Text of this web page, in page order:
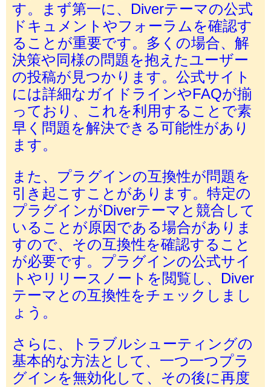
す。まず第一に、Diverテーマの公式
ドキュメントやフォーラムを確認す
ることが重要です。多くの場合、解
決策や同様の問題を抱えたユーザー
の投稿が見つかります。公式サイト
には詳細なガイドラインやFAQが揃
っており、これを利用することで素
早く問題を解決できる可能性があり
ます。
また、プラグインの互換性が問題を
引き起こすことがあります。特定の
プラグインがDiverテーマと競合して
いることが原因である場合がありま
すので、その互換性を確認すること
が必要です。プラグインの公式サイ
トやリリースノートを閲覧し、Diver
テーマとの互換性をチェックしまし
ょう。
さらに、トラブルシューティングの
基本的な方法として、一つ一つプラ
グインを無効化して、その後に再度